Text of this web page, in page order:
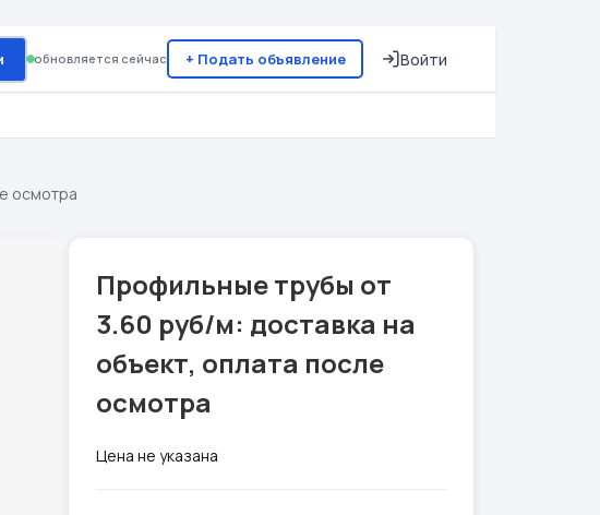
обновляется сейчас + Подать объявление Войти
осмотра
Профильные трубы от
3.60 руб/м: доставка на
объект, оплата после
осмотра
Цена не указана